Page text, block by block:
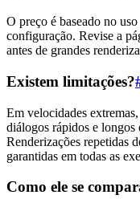
O preço é baseado no
configuração. Revise a
antes de grandes
Existem limitações?
Em velocidades
diálogos rápidos e longos
Renderizações repetidas
garantidas em todas as
Como ele se